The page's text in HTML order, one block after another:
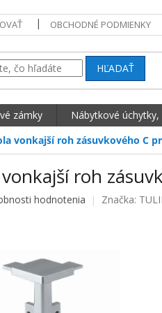
OBCHODNÉ PODMIENKY
HĽADAŤ
zámky Nábytkové
vonkajší roh zásuvkového C
roh
produktu je 0,0 z 5 hviezdičiek.
hodnotenia Značka: